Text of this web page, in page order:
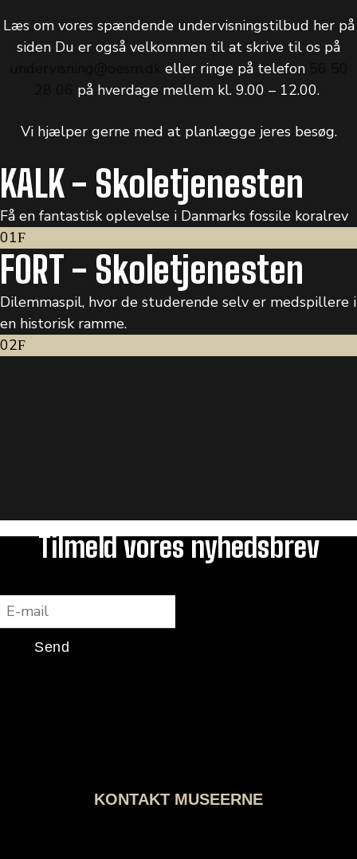
Læs om vores spændende undervisningstilbud her på
siden Du er også velkommen til at skrive til os på
eller ringe på telefon
på hverdage mellem kl. 9.00 – 12.00.
Vi hjælper gerne med at planlægge jeres besøg.
KALK - Skoletjenesten
Få en fantastisk oplevelse i Danmarks fossile koralrev
01
FORT - Skoletjenesten
Dilemmaspil, hvor de studerende selv er medspillere i
en historisk ramme.
02
Tilmeld vores nyhedsbrev
Send
KONTAKT MUSEERNE